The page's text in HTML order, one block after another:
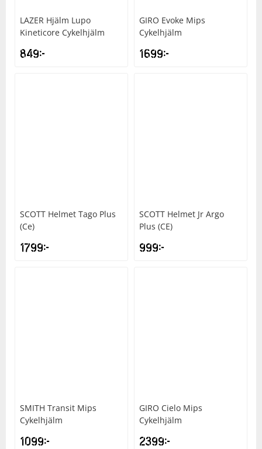
LAZER Hjälm Lupo
Kineticore Cykelhjälm
849kr
GIRO Evoke Mips
Cykelhjälm
1699kr
SCOTT Helmet Tago Plus
(Ce)
1799kr
SCOTT Helmet Jr Argo
Plus (CE)
999kr
SMITH Transit Mips
Cykelhjälm
1099kr
GIRO Cielo Mips
Cykelhjälm
2399kr